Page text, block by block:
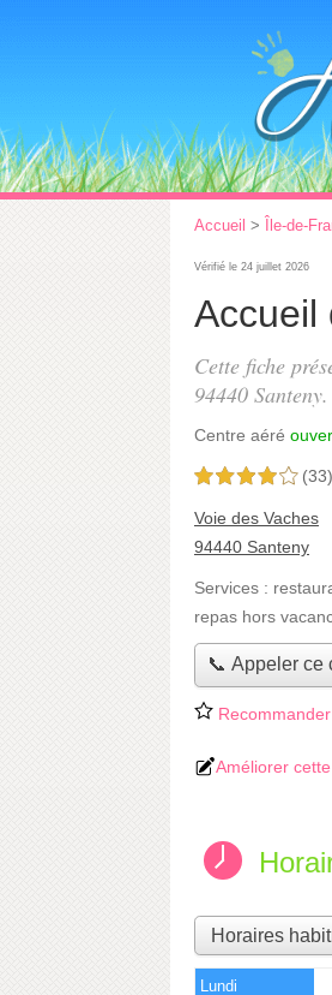
Accueil > Île-de-
Vérifié le 24 juillet 2026
Accueil
Cette fiche
94440 Santeny.
Centre aéré
4,0 étoiles sur 5 (33)
Voie des Vaches
94440 Santeny
Services :
repas hors
📞 Appeler ce
Améliorer
Lundi